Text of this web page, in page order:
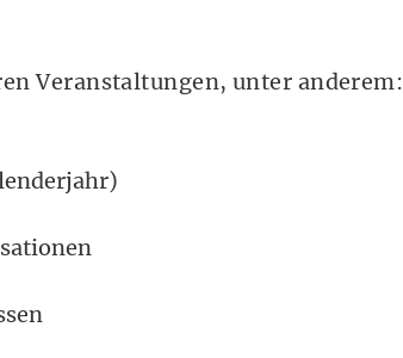
Veranstaltungen, unter anderem: